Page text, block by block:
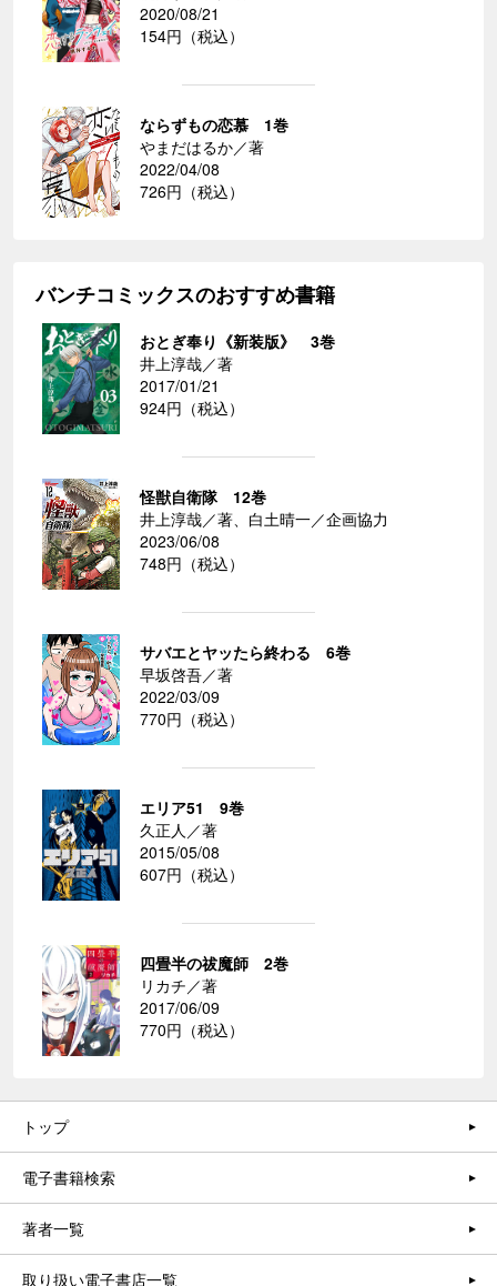
2020/08/21
154円（税込）
ならずもの恋慕 1巻
やまだはるか／著
2022/04/08
726円（税込）
バンチコミックスのおすすめ書籍
おとぎ奉り《新装版》 3巻
井上淳哉／著
2017/01/21
924円（税込）
怪獣自衛隊 12巻
井上淳哉／著、白土晴一／企画協力
2023/06/08
748円（税込）
サバエとヤッたら終わる 6巻
早坂啓吾／著
2022/03/09
770円（税込）
エリア51 9巻
久正人／著
2015/05/08
607円（税込）
四畳半の祓魔師 2巻
リカチ／著
2017/06/09
770円（税込）
トップ
電子書籍検索
著者一覧
取り扱い電子書店一覧